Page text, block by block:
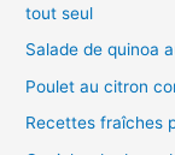
c
h
e
tout seul
Salade de quinoa
Poulet au citron
Recettes fraîches